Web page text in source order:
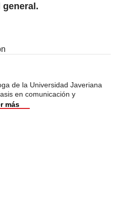
de la Universidad Javeriana
en comunicación y
más